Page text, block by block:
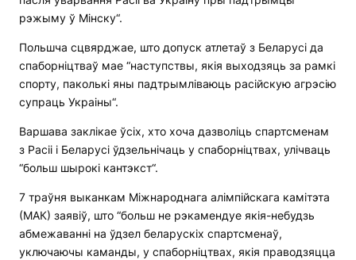
рэжыму ў Мінску“.
Польшча сцвярджае, што допуск атлетаў з Беларусі да
спаборніцтваў мае “наступствы, якія выходзяць за рамкі
спорту, паколькі яны падтрымліваюць расійскую агрэсію
супраць Украіны“.
Варшава заклікае ўсіх, хто хоча дазволіць спартсменам
з Расіі і Беларусі ўдзельнічаць у спаборніцтвах, улічваць
“больш шырокі кантэкст“.
7 траўня выканкам Міжнароднага алімпійскага камітэта
(МАК) заявіў, што “больш не рэкамендуе якія-небудзь
абмежаванні на ўдзел беларускіх спартсменаў,
уключаючы каманды, у спаборніцтвах, якія праводзяцца